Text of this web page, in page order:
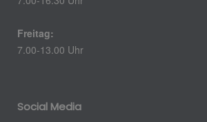
Freitag:
7.00-13.00 Uhr
Social Media